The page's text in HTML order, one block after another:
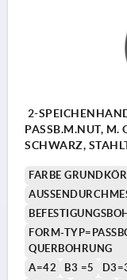
2-
PASSB.M.NUT, M.
SCHWARZ,
FARBE
FORM-
QUERBOHRUNG
A=42
B3 =5